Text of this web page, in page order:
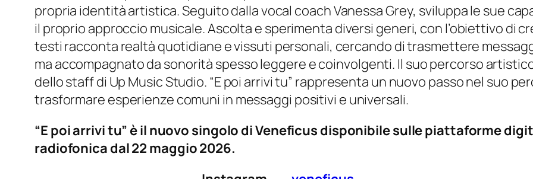
propria identità artistica. Seguito dalla vocal coachVanessa Grey, sviluppa le sue
il proprio approccio musicale. Ascolta e sperimenta diversi generi, con l’obiettivo di
testi racconta realtà quotidiane e vissuti personali, cercando di trasmettere
ma accompagnato da sonorità spesso leggere e coinvolgenti. Il suo percorso
dello staff di Up Music Studio. “E poi arrivi tu” rappresenta un nuovo passo nel suo
trasformare esperienze comuni in messaggi positivi e universali.
“E poi arrivi tu” è il nuovo singolo di Veneficus disponibile sulle piattaforme
radiofonica dal 22 maggio 2026.